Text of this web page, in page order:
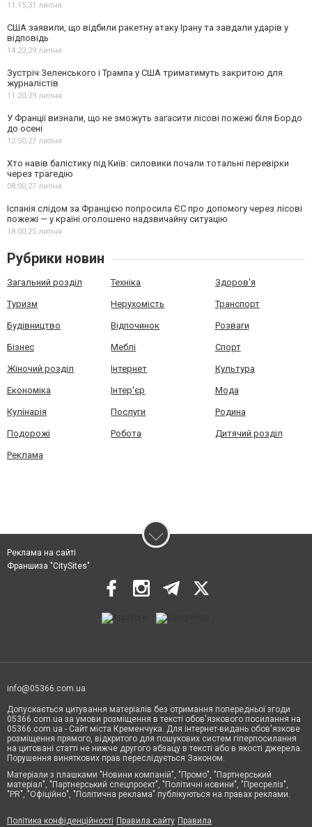
11:15,31 липня
США заявили, що відбили ракетну атаку Ірану та завдали ударів у
відповідь
14:23,29 липня
Зустріч Зеленського і Трампа у США триматимуть закритою для
журналістів
11:20,29 липня
У Франції визнали, що не зможуть загасити лісові пожежі біля Бордо
до осені
12:50,27 липня
Хто навів балістику під Київ: силовики почали тотальні перевірки
через трагедію
08:00,27 липня
Іспанія слідом за Францією попросила ЄС про допомогу через лісові
пожежі — у країні оголошено надзвичайну ситуацію
18:00,25 липня
Рубрики новин
Загальний розділ Техніка Здоров'я
Туризм Нерухомість Транспорт
Будівництво Відпочинок Розваги
Бізнес Меблі Спорт
Жіночий розділ Інтернет Культура
Економіка Інтер'єр Мода
Кулінарія Послуги Родина
Подорожі Робота Дитячий розділ
Реклама
Реклама на сайті
Франшиза "CitySites"
info@05366.com.ua
Допускається цитування матеріалів без отримання попередньої згоди
05366.com.ua за умови розміщення в тексті обов'язкового посилання на
05366.com.ua - Сайт міста Кременчука. Для інтернет-видань обов'язкове
розміщення прямого, відкритого для пошукових систем гіперпосилання
на цитовані статті не нижче другого абзацу в тексті або в якості джерела.
Порушення виняткових прав переслідується Законом.
Матеріали з плашками "Новини компаній", "Промо", "Партнерський
матеріал", "Партнерський спецпроєкт", "Політичні новини", "Пресреліз",
"PR", "Офіційно", "Політична реклама" публікуються на правах реклами.
Політика конфіденційності Правила сайту Правила